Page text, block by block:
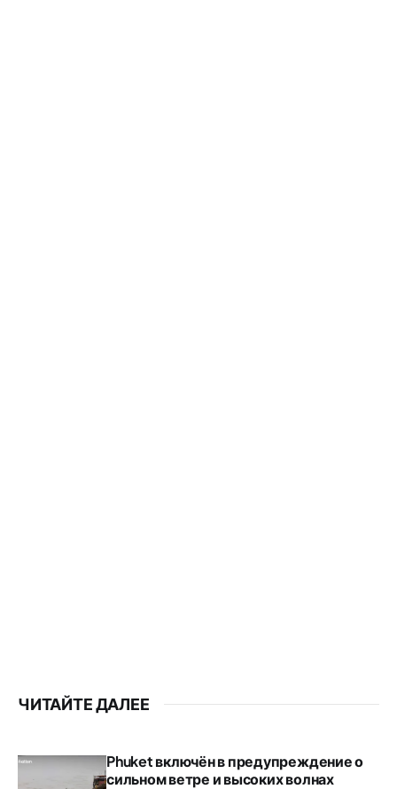
ЧИТАЙТЕ ДАЛЕЕ
Phuket включён в предупреждение о
сильном ветре и высоких волнах